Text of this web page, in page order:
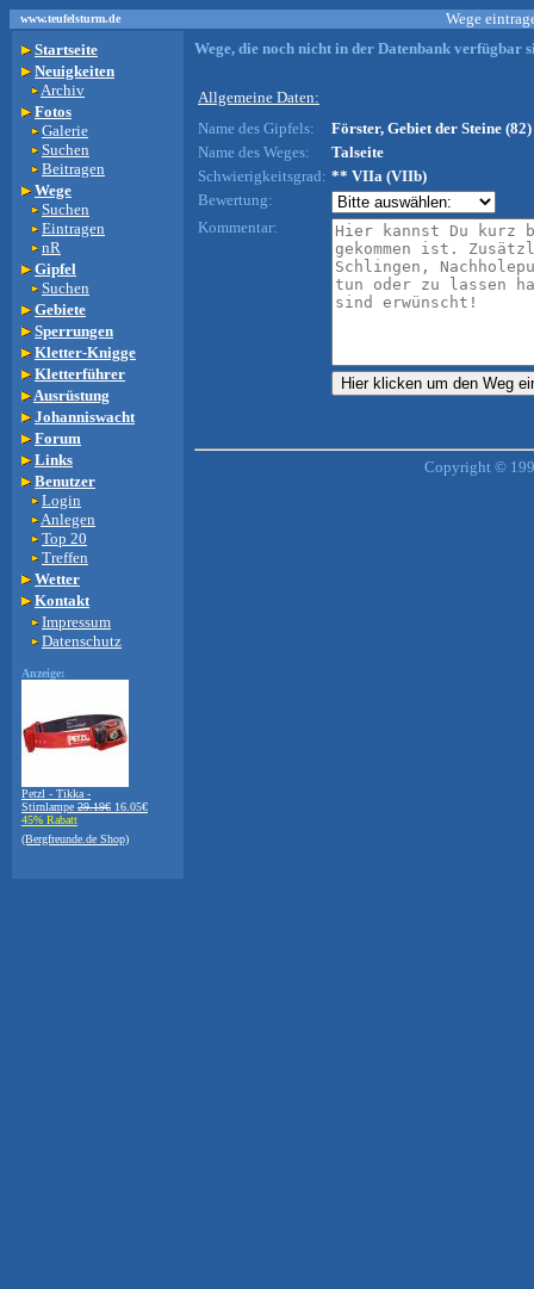
www.teufelsturm.de
Wege
Startseite
Neuigkeiten
Archiv
Fotos
Galerie
Suchen
Beitragen
Wege
Suchen
Eintragen
nR
Gipfel
Suchen
Gebiete
Sperrungen
Kletter-Knigge
Kletterführer
Ausrüstung
Johanniswacht
Forum
Links
Benutzer
Login
Anlegen
Top 20
Treffen
Wetter
Kontakt
Impressum
Datenschutz
Anzeige:
Petzl - Tikka -
Stirnlampe 29.19€ 16.05€
45% Rabatt
(Bergfreunde.de Shop)
Wege, die noch nicht in der Datenbank verfügbar
Allgemeine Daten:
Name des Gipfels:
Förster, Gebiet der Steine (82)
Name des Weges:
Talseite
Schwierigkeitsgrad: ** VIIa (VIIb)
Bewertung:
Kommentar:
Copyright ©